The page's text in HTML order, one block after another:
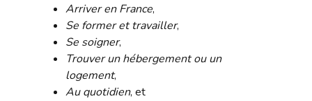
Arriver en France,
Se former et travailler,
Se soigner,
Trouver un hébergement ou un
logement,
Au quotidien, et